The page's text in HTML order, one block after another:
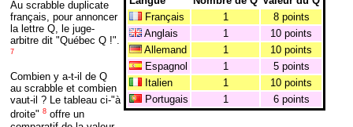
Au scrabble duplicate
français, pour annoncer
la lettre Q, le juge-
arbitre dit "Québec Q !".
7
Combien y a-t-il de Q
au scrabble et combien
vaut-il ? Le tableau ci-"à
droite" 8 offre un
Français
1
8 points
Anglais
1
10 points
Allemand
1
10 points
Espagnol
1
5 points
Italien
1
10 points
Portugais
1 6 points